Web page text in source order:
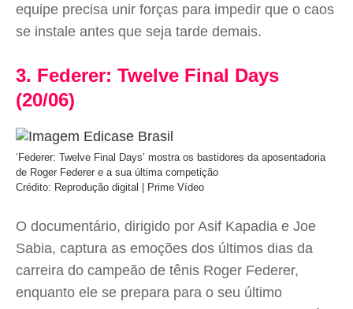
equipe precisa unir forças para impedir que o caos
se instale antes que seja tarde demais.
3. Federer: Twelve Final Days
(20/06)
‘Federer: Twelve Final Days’ mostra os bastidores da aposentadoria
de Roger Federer e a sua última competição
Crédito: Reprodução digital | Prime Vídeo
O documentário, dirigido por Asif Kapadia e Joe
Sabia, captura as emoções dos últimos dias da
carreira do campeão de tênis Roger Federer,
enquanto ele se prepara para o seu último